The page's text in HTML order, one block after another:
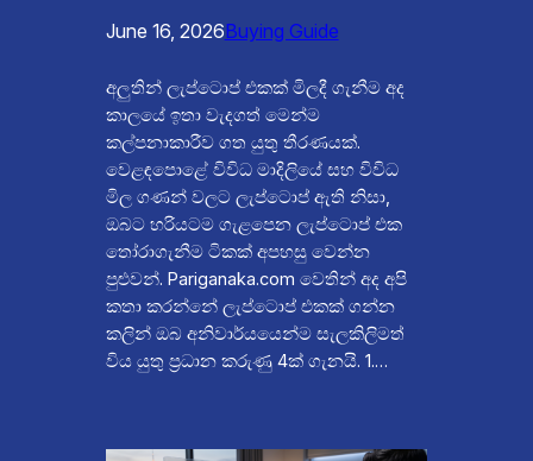
June 16, 2026Buying Guide
අලුතින් ලැප්ටොප් එකක් මිලදී ගැනීම අද
කාලයේ ඉතා වැදගත් මෙන්ම
කල්පනාකාරීව ගත යුතු තීරණයක්.
වෙළඳපොළේ විවිධ මාදිලියේ සහ විවිධ
මිල ගණන් වලට ලැප්ටොප් ඇති නිසා,
ඔබට හරියටම ගැළපෙන ලැප්ටොප් එක
තෝරාගැනීම ටිකක් අපහසු වෙන්න
පුළුවන්. Pariganaka.com වෙතින් අද අපි
කතා කරන්නේ ලැප්ටොප් එකක් ගන්න
කලින් ඔබ අනිවාර්යයෙන්ම සැලකිලිමත්
විය යුතු ප්‍රධාන කරුණු 4ක් ගැනයි. 1.…